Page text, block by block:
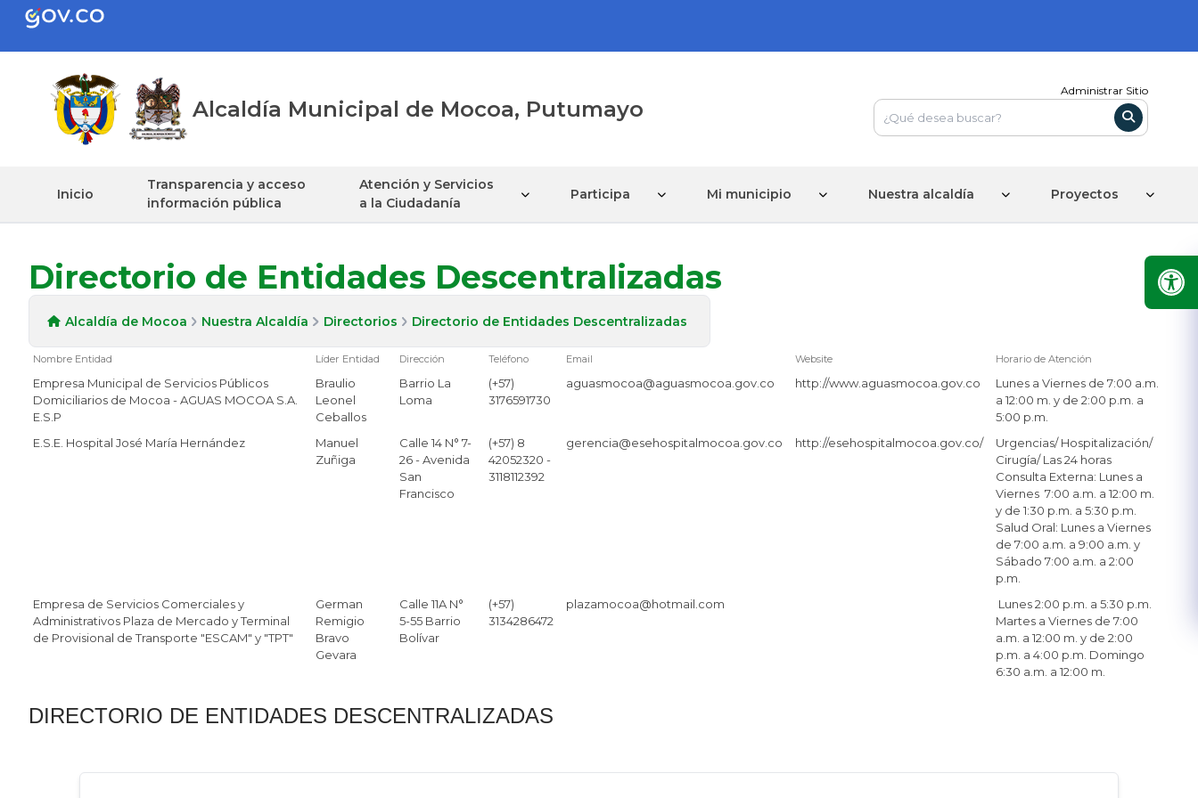
Alcaldía Municipal de Mocoa, Putumayo
Administrar Sitio
Inicio
Transparencia y acceso
información pública
Atención y Servicios
a la Ciudadanía
Participa Mi municipio Nuestra alcaldía Proyectos
Directorio de Entidades Descentralizadas
Alcaldía de Mocoa Nuestra Alcaldía Directorios Directorio de Entidades Descentralizadas
Nombre Entidad Líder Entidad Dirección Teléfono Email Website Horario de Atención
Empresa Municipal de Servicios Públicos
Domiciliarios de Mocoa - AGUAS MOCOA S.A.
E.S.P
Braulio
Leonel
Ceballos
Barrio La
Loma
(+57)
3176591730
aguasmocoa@aguasmocoa.gov.co http://www.aguasmocoa.gov.co
Lunes a Viernes de 7:00 a.m.
a 12:00 m. y de 2:00 p.m. a
5:00 p.m.
E.S.E. Hospital José María Hernández
Manuel
Zuñiga
Calle 14 N° 7-
26 - Avenida
San
Francisco
(+57) 8
42052320 -
3118112392
gerencia@esehospitalmocoa.gov.co http://esehospitalmocoa.gov.co/
Urgencias/ Hospitalización/
Cirugía/ Las 24 horas
Consulta Externa: Lunes a
Viernes 7:00 a.m. a 12:00 m.
y de 1:30 p.m. a 5:30 p.m.
Salud Oral: Lunes a Viernes
de 7:00 a.m. a 9:00 a.m. y
Sábado 7:00 a.m. a 2:00
p.m.
Empresa de Servicios Comerciales y
Administrativos Plaza de Mercado y Terminal
de Provisional de Transporte "ESCAM" y "TPT"
German
Remigio
Bravo
Gevara
Calle 11A N°
5-55 Barrio
Bolívar
(+57)
3134286472
plazamocoa@hotmail.com
Lunes 2:00 p.m. a 5:30 p.m.
Martes a Viernes de 7:00
a.m. a 12:00 m. y de 2:00
p.m. a 4:00 p.m. Domingo
6:30 a.m. a 12:00 m.
DIRECTORIO DE ENTIDADES DESCENTRALIZADAS